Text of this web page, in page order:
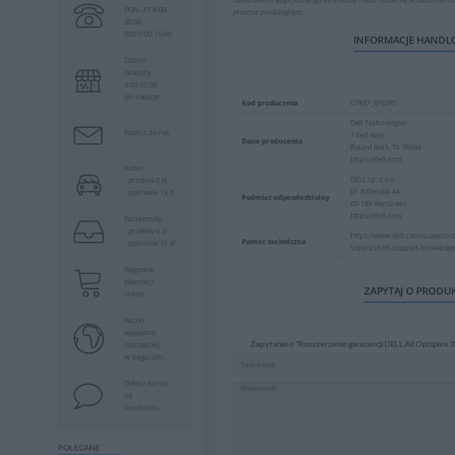
PON - PT8:00-
20:00
SOB9:00-15:00
Odbiór
osobisty
8:00-17:00
dni robocze
Napisz do nas
kurier:
- przelew 0 zł
- pobranie 15 zł
Paczkomaty:
- przelew 0 zł
- pobranie 15 zł
Wygodne
płatności
online
Paczki
wysyłamy
najczęściej
w ciągu 24h.
Dołącz do nas
na
Facebooku.
POLECANE
procesie produkcyjnym.
INFORMACJE
Kod producenta O7M7_3PS5PS
Dane producenta
Dell Technologies
1 Dell Way
Round Rock, TX 78664
https://dell.com
Podmiot odpowiedzialny
DELL sp. z o.o
ul. Inflancka 4A
00-189 Warszawa
https://dell.com
Pomoc techniczna
https://www.dell.com/support/
support/self-support-
ZAPYTAJ O
Zapytanie o "Rozszerzenie gwarancji DELL All Optiplex